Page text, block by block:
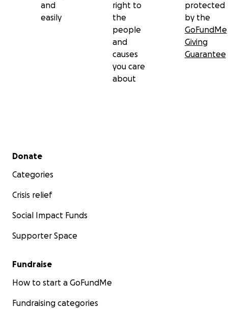
and
easily
right to
the
people
and
causes
you care
about
protected
by the
GoFundMe
Giving
Guarantee
Secondary menu
Donate
Categories
Crisis relief
Social Impact Funds
Supporter Space
Fundraise
How to start a GoFundMe
Fundraising categories